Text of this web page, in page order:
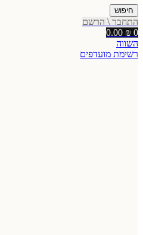
חיפוש
התחבר \ הרשם
0
0.00 ₪
השווה
רשימת מועדפים